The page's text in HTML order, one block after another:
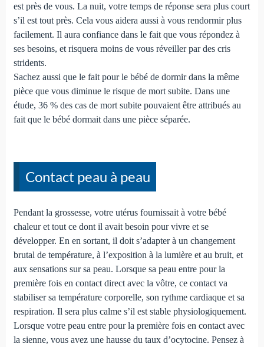
est près de vous. La nuit, votre temps de réponse sera plus court
s’il est tout près. Cela vous aidera aussi à vous rendormir plus
facilement. Il aura confiance dans le fait que vous répondez à
ses besoins, et risquera moins de vous réveiller par des cris
stridents.
Sachez aussi que le fait pour le bébé de dormir dans la même
pièce que vous diminue le risque de mort subite. Dans une
étude, 36 % des cas de mort subite pouvaient être attribués au
fait que le bébé dormait dans une pièce séparée.
Contact peau à peau
Pendant la grossesse, votre utérus fournissait à votre bébé
chaleur et tout ce dont il avait besoin pour vivre et se
développer. En en sortant, il doit s’adapter à un changement
brutal de température, à l’exposition à la lumière et au bruit, et
aux sensations sur sa peau. Lorsque sa peau entre pour la
première fois en contact direct avec la vôtre, ce contact va
stabiliser sa température corporelle, son rythme cardiaque et sa
respiration. Il sera plus calme s’il est stable physiologiquement.
Lorsque votre peau entre pour la première fois en contact avec
la sienne, vous avez une hausse du taux d’ocytocine. Pensez à